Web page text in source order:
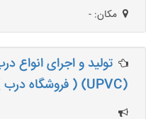
مکان: -
تولید و اجرای انواع
(UPVC) ( فروشگاه درب )